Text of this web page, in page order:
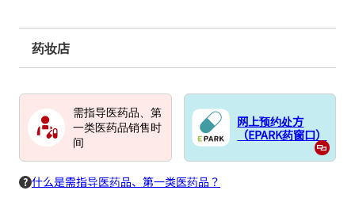
药妆店
需指导医药品、第
一类医药品销售时
间
网上预约处方
（EPARK药窗口）
什么是需指导医药品、第一类医药品？